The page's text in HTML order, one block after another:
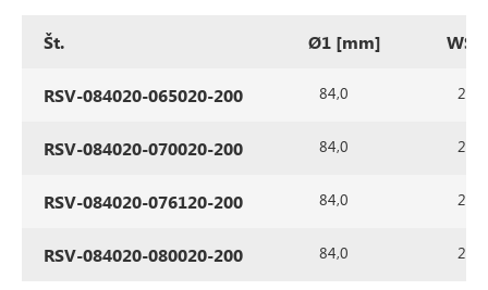
Št. Ø1 [mm]
RSV-084020-065020-200 84,0 2,0
RSV-084020-070020-200 84,0 2,0
RSV-084020-076120-200 84,0 2,0
RSV-084020-080020-200 84,0 2,0